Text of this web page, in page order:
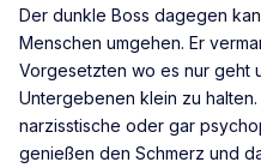
Der dunkle Boss dagegen
Menschen umgehen. Er
Vorgesetzten wo es nur geht
Untergebenen klein zu halten.
narzisstische oder gar
genießen den Schmerz und